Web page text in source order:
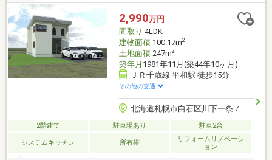
2,990万円
間取り 4LDK
建物面積100.17m2
土地面積247m2
築年月 1981年11月(築44年10ヶ月)
ＪＲ千歳線 平和駅 徒歩15分
その他の交通
北海道札幌市白石区川下一条７
2階建て 駐車場あり 駐車2台
システムキッチン 所有権
リフォームリノベーシ
ョン